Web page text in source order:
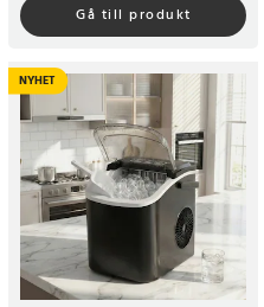
Gå till produkt
NYHET